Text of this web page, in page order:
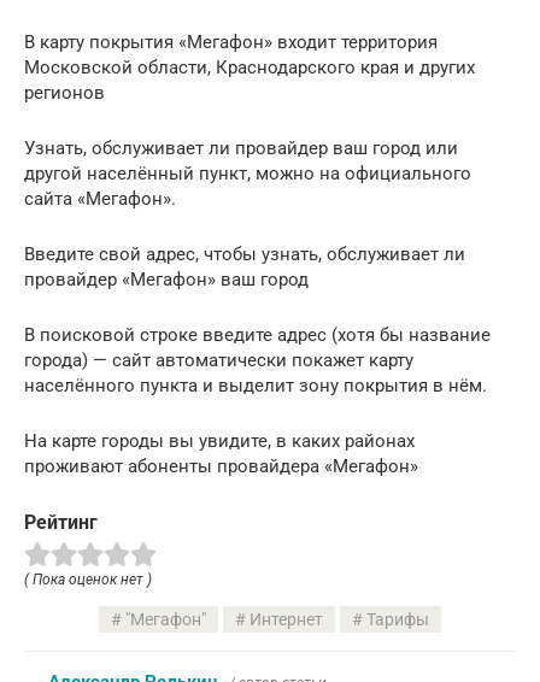
В карту покрытия «Мегафон» входит территория
Московской области, Краснодарского края и других
регионов
Узнать, обслуживает ли провайдер ваш город или
другой населённый пункт, можно на официального
сайта «Мегафон».
Введите свой адрес, чтобы узнать, обслуживает ли
провайдер «Мегафон» ваш город
В поисковой строке введите адрес (хотя бы название
города) — сайт автоматически покажет карту
населённого пункта и выделит зону покрытия в нём.
На карте городы вы увидите, в каких районах
проживают абоненты провайдера «Мегафон»
Рейтинг
( Пока оценок нет )
"Мегафон" Интернет Тарифы